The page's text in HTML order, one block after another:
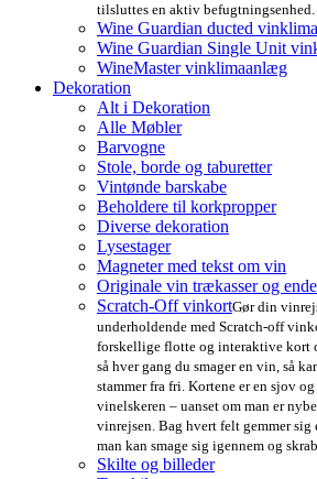
tilsluttes en aktiv befugtningsenhed.
Wine Guardian ducted
Wine Guardian Single Unit
WineMaster vinklimaanlæg
Dekoration
Alt i Dekoration
Alle Møbler
Barvogne
Stole, borde og taburetter
Vintønde barskabe
Beholdere til korkpropper
Diverse dekoration
Lysestager
Magneter med tekst om vin
Originale vin trækasser og
Scratch-Off vinkortGør din
underholdende med Scratch-off
forskellige flotte og interaktive kort
så hver gang du smager en vin, så
stammer fra fri. Kortene er en sjov
vinelskeren – uanset om man er
vinrejsen. Bag hvert felt gemmer
man kan smage sig igennem og
Skilte og billeder